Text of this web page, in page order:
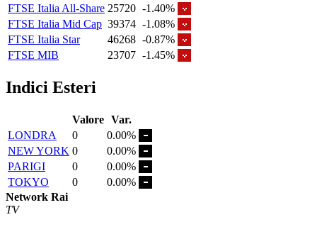
FTSE Italia All-Share 25720 -1.40%
FTSE Italia Mid Cap 39374 -1.08%
FTSE Italia Star
46268 -0.87%
FTSE MIB
23707 -1.45%
Indici Esteri
Valore Var.
LONDRA
0
0.00%
NEW YORK 0
0.00%
PARIGI
0
0.00%
TOKYO
0
0.00%
Network Rai
TV